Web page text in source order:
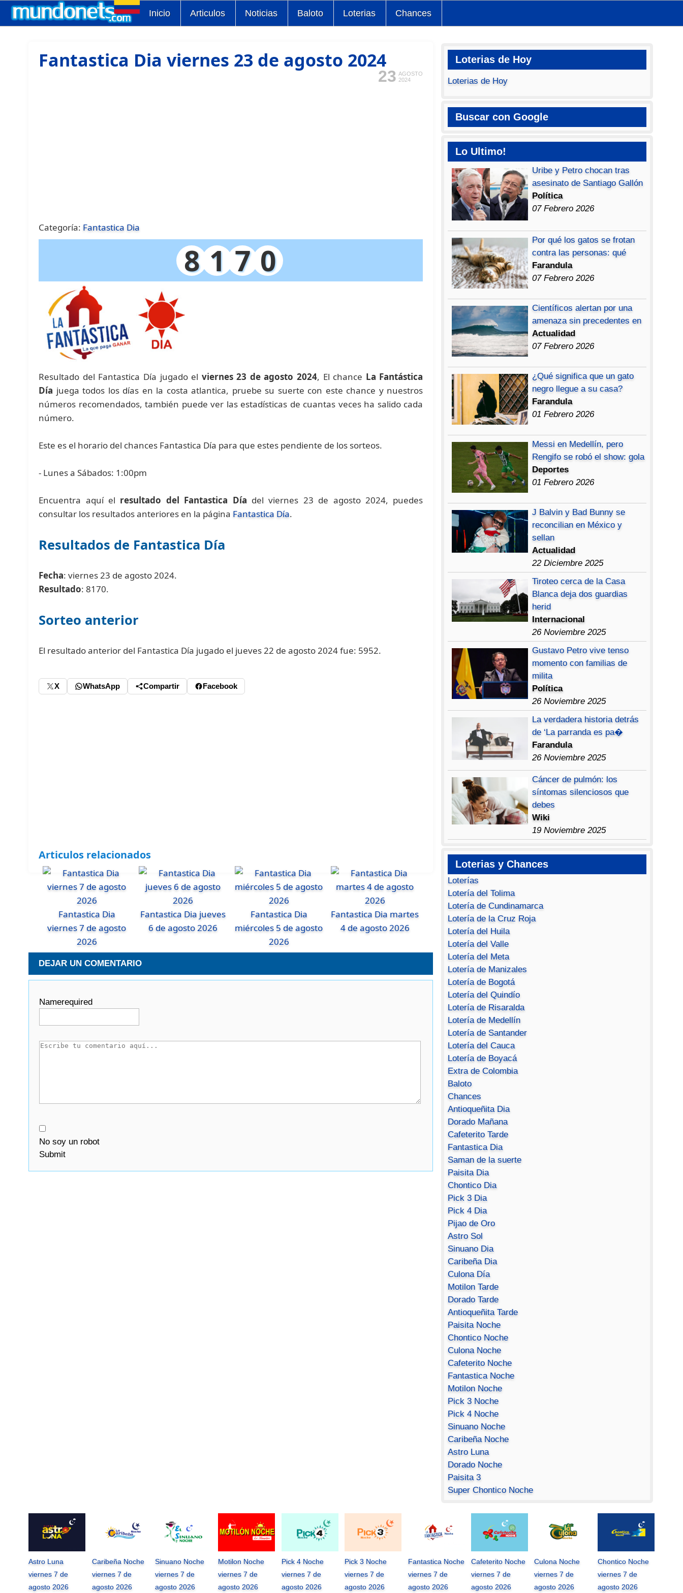
Inicio Articulos Noticias Baloto Loterias Chances
Fantastica Dia viernes 23 de agosto 2024
23 AGOSTO
2024
Categoría: Fantastica Dia
8 1 7 0
Resultado del Fantastica Día jugado el viernes 23 de agosto 2024, El chance La Fantástica
Día juega todos los días en la costa atlantica, pruebe su suerte con este chance y nuestros
números recomendados, también puede ver las estadísticas de cuantas veces ha salido cada
número.
Este es el horario del chances Fantastica Día para que estes pendiente de los sorteos.
- Lunes a Sábados: 1:00pm
Encuentra aquí el resultado del Fantastica Día del viernes 23 de agosto 2024, puedes
consultar los resultados anteriores en la página Fantastica Día.
Resultados de Fantastica Día
Fecha: viernes 23 de agosto 2024.
Resultado: 8170.
Sorteo anterior
El resultado anterior del Fantastica Día jugado el jueves 22 de agosto 2024 fue: 5952.
X WhatsApp Compartir Facebook
Articulos relacionados
Fantastica Dia
viernes 7 de agosto
2026
Fantastica Dia jueves
6 de agosto 2026
Fantastica Dia
miércoles 5 de agosto
2026
Fantastica Dia martes
4 de agosto 2026
DEJAR UN COMENTARIO
Namerequired
No soy un robot
Submit
Loterias de Hoy
Loterias de Hoy
Buscar con Google
Lo Ultimo!
Uribe y Petro chocan tras
asesinato de Santiago Gallón
Política
07 Febrero 2026
Por qué los gatos se frotan
contra las personas: qué
Farandula
07 Febrero 2026
Científicos alertan por una
amenaza sin precedentes en
Actualidad
07 Febrero 2026
¿Qué significa que un gato
negro llegue a su casa?
Farandula
01 Febrero 2026
Messi en Medellín, pero
Rengifo se robó el show: gola
Deportes
01 Febrero 2026
J Balvin y Bad Bunny se
reconcilian en México y
sellan
Actualidad
22 Diciembre 2025
Tiroteo cerca de la Casa
Blanca deja dos guardias
herid
Internacional
26 Noviembre 2025
Gustavo Petro vive tenso
momento con familias de
milita
Política
26 Noviembre 2025
La verdadera historia detrás
de ‘La parranda es pa�
Farandula
26 Noviembre 2025
Cáncer de pulmón: los
síntomas silenciosos que
debes
Wiki
19 Noviembre 2025
Loterias y Chances
Loterías
Lotería del Tolima
Lotería de Cundinamarca
Lotería de la Cruz Roja
Lotería del Huila
Lotería del Valle
Lotería del Meta
Lotería de Manizales
Lotería de Bogotá
Lotería del Quindío
Lotería de Risaralda
Lotería de Medellín
Lotería de Santander
Lotería del Cauca
Lotería de Boyacá
Extra de Colombia
Baloto
Chances
Antioqueñita Dia
Dorado Mañana
Cafeterito Tarde
Fantastica Dia
Saman de la suerte
Paisita Dia
Chontico Dia
Pick 3 Dia
Pick 4 Dia
Pijao de Oro
Astro Sol
Sinuano Dia
Caribeña Dia
Culona Día
Motilon Tarde
Dorado Tarde
Antioqueñita Tarde
Paisita Noche
Chontico Noche
Culona Noche
Cafeterito Noche
Fantastica Noche
Motilon Noche
Pick 3 Noche
Pick 4 Noche
Sinuano Noche
Caribeña Noche
Astro Luna
Dorado Noche
Paisita 3
Super Chontico Noche
Astro Luna
viernes 7 de
agosto 2026
Caribeña Noche
viernes 7 de
agosto 2026
Sinuano Noche
viernes 7 de
agosto 2026
Motilon Noche
viernes 7 de
agosto 2026
Pick 4 Noche
viernes 7 de
agosto 2026
Pick 3 Noche
viernes 7 de
agosto 2026
Fantastica Noche
viernes 7 de
agosto 2026
Cafeterito Noche
viernes 7 de
agosto 2026
Culona Noche
viernes 7 de
agosto 2026
Chontico Noche
viernes 7 de
agosto 2026